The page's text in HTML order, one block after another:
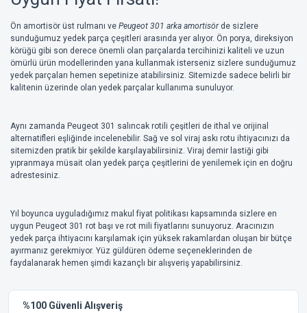
Ön amortisör üst rulmanı ve Peugeot 301 arka amortisörde sizlere
sunduğumuz yedek parça çeşitleri arasında yer alıyor. Ön porya, direksiyon
körüğü gibi son derece önemli olan parçalarda tercihinizi kaliteli ve uzun
ömürlü ürün modellerinden yana kullanmak isterseniz sizlere sunduğumuz
yedek parçaları hemen sepetinize atabilirsiniz. Sitemizde sadece belirli bir
kalitenin üzerinde olan yedek parçalar kullanıma sunuluyor.
Aynı zamanda Peugeot 301 salıncak rotili çeşitleri de ithal ve orijinal
alternatifleri eşliğinde incelenebilir. Sağ ve sol viraj askı rotu ihtiyacınızı da
sitemizden pratik bir şekilde karşılayabilirsiniz. Viraj demir lastiği gibi
yıpranmaya müsait olan yedek parça çeşitlerini de yenilemek için en doğru
adrestesiniz.
Yıl boyunca uyguladığımız makul fiyat politikası kapsamında sizlere en
uygun Peugeot 301 rot başı ve rot mili fiyatlarını sunuyoruz. Aracınızın
yedek parça ihtiyacını karşılamak için yüksek rakamlardan oluşan bir bütçe
ayırmanız gerekmiyor. Yüz güldüren ödeme seçeneklerinden de
faydalanarak hemen şimdi kazançlı bir alışveriş yapabilirsiniz.
%100 Güvenli Alışveriş